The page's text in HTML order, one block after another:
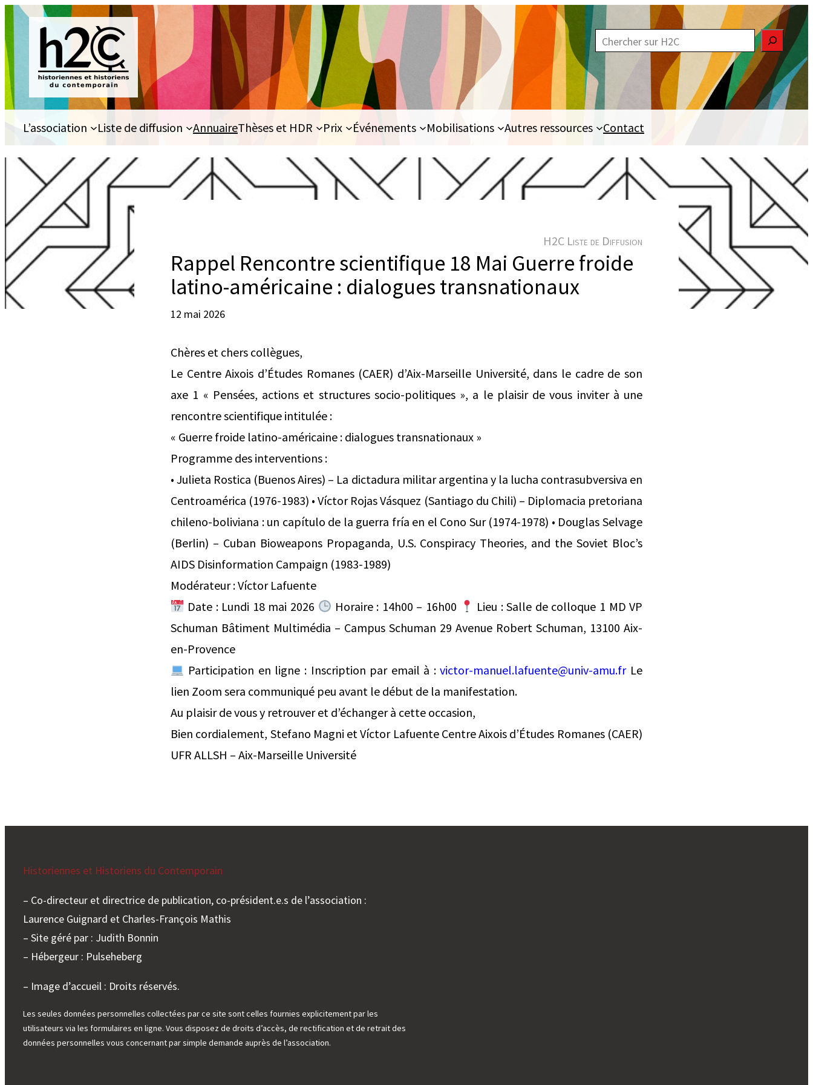
Aller
au
contenu
c
h
e
c
L’association Liste de diffusion AnnuaireThèses et HDR Prix Événements Mobilisations Autres ressources Contact
H2C Liste de Diffusion
Rappel Rencontre scientifique 18 Mai Guerre froide
latino-américaine : dialogues transnationaux
12 mai 2026
Chères et chers collègues,
Le Centre Aixois d’Études Romanes (CAER) d’Aix-Marseille Université, dans le cadre de son
axe 1 « Pensées, actions et structures socio-politiques », a le plaisir de vous inviter à une
rencontre scientifique intitulée :
« Guerre froide latino-américaine : dialogues transnationaux »
Programme des interventions :
• Julieta Rostica (Buenos Aires) – La dictadura militar argentina y la lucha contrasubversiva en
Centroamérica (1976-1983) • Víctor Rojas Vásquez (Santiago du Chili) – Diplomacia pretoriana
chileno-boliviana : un capítulo de la guerra fría en el Cono Sur (1974-1978) • Douglas Selvage
(Berlin) – Cuban Bioweapons Propaganda, U.S. Conspiracy Theories, and the Soviet Bloc’s
AIDS Disinformation Campaign (1983-1989)
Modérateur : Víctor Lafuente
Date : Lundi 18 mai 2026
Horaire : 14h00 – 16h00
Lieu : Salle de colloque 1 MD VP
Schuman Bâtiment Multimédia – Campus Schuman 29 Avenue Robert Schuman, 13100 Aix-
en-Provence
Participation en ligne : Inscription par email à :victor-manuel.lafuente@univ-amu.frLe
lien Zoom sera communiqué peu avant le début de la manifestation.
Au plaisir de vous y retrouver et d’échanger à cette occasion,
Bien cordialement, Stefano Magni et Víctor Lafuente Centre Aixois d’Études Romanes (CAER)
UFR ALLSH – Aix-Marseille Université
Historiennes et Historiens du Contemporain
– Co-directeur et directrice de publication, co-président.e.s de l’association :
Laurence Guignard et Charles-François Mathis
– Site géré par : Judith Bonnin
– Hébergeur : Pulseheberg
– Image d’accueil : Droits réservés.
Les seules données personnelles collectées par ce site sont celles fournies explicitement par les
utilisateurs via les formulaires en ligne. Vous disposez de droits d’accès, de rectification et de retrait des
données personnelles vous concernant par simple demande auprès de l’association.